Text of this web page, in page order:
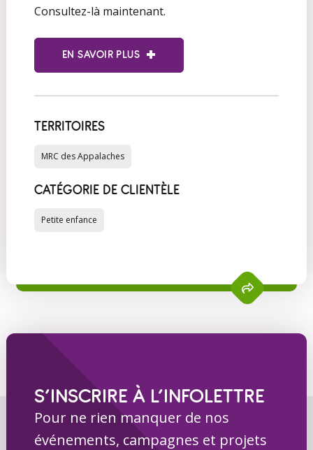
Consultez-là maintenant.
EN SAVOIR PLUS
TERRITOIRES
MRC des Appalaches
CATÉGORIE DE CLIENTÈLE
Petite enfance
S’INSCRIRE À L’INFOLETTRE
Pour ne rien manquer de nos
événements, campagnes et projets